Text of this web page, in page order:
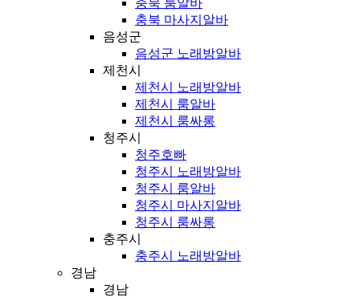
충북 룸알바
충북 마사지알바
음성군
음성군 노래방알바
제천시
제천시 노래방알바
제천시 룸알바
제천시 룸싸롱
청주시
청주호빠
청주시 노래방알바
청주시 룸알바
청주시 마사지알바
청주시 룸싸롱
충주시
충주시 노래방알바
경남
경남